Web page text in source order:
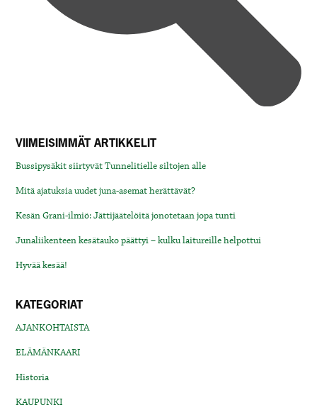
VIIMEISIMMÄT ARTIKKELIT
Bussipysäkit siirtyvät Tunnelitielle siltojen alle
Mitä ajatuksia uudet juna-asemat herättävät?
Kesän Grani-ilmiö: Jättijäätelöitä jonotetaan jopa tunti
Junaliikenteen kesätauko päättyi – kulku laitureille helpottui
Hyvää kesää!
KATEGORIAT
AJANKOHTAISTA
ELÄMÄNKAARI
Historia
KAUPUNKI